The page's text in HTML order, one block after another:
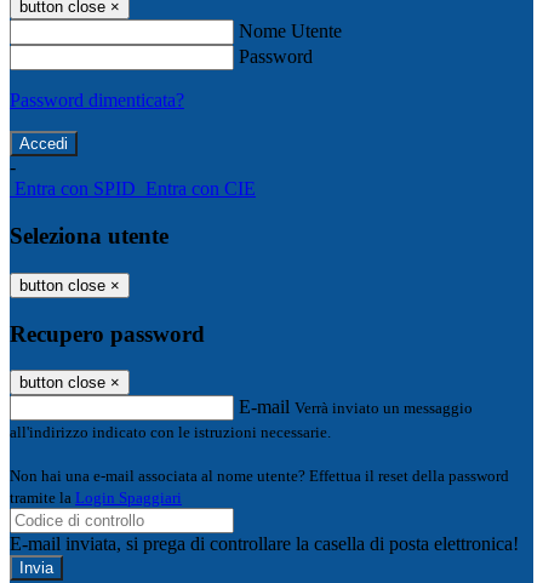
button close ×
Nome Utente
Password
Password dimenticata?
-
Entra con SPID Entra con CIE
Seleziona utente
button close ×
Recupero password
button close ×
E-mail Verrà inviato un messaggio
all'indirizzo indicato con le istruzioni necessarie.
Non hai una e-mail associata al nome utente? Effettua il reset della password
tramite la Login Spaggiari
E-mail inviata, si prega di controllare la casella di posta elettronica!